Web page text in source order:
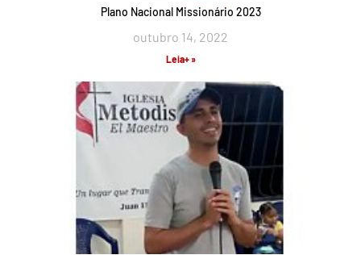
Plano Nacional Missionário 2023
outubro 14, 2022
Leia+ »